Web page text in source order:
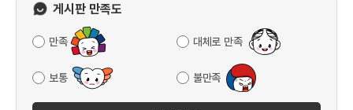
게시판 만족도
만족 대체로 만족
보통 불만족